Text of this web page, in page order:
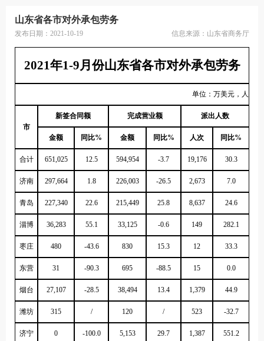
山东省各市对外承包劳务
发布日期：2021-10-19 信息来源： 山东省商务厅
2021年1-9月份山东省各市对外承包劳务
单位：万美元，人
市
新签合同额 完成营业额 派出人数
金额 同比% 金额 同比% 人次 同比%
合计 651,025 12.5 594,954 -3.7 19,176 30.3
济南 297,664 1.8 226,003 -26.5 2,673 7.0
青岛 227,340 22.6 215,449 25.8 8,637 24.6
淄博 36,283 55.1 33,125 -0.6 149 282.1
枣庄 480 -43.6 830 15.3 12 33.3
东营 31 -90.3 695 -88.5 15 0.0
烟台 27,107 -28.5 38,494 13.4 1,379 44.9
潍坊 315 / 120 / 523 -32.7
济宁 0 -100.0 5,153 29.7 1,387 551.2